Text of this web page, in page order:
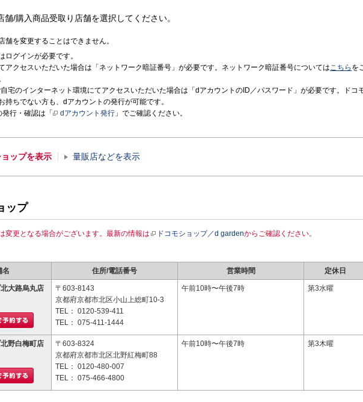
舗/購入商品受取り店舗を選択してください。
舗を変更することはできません。
ログインが必要です。
アクセスいただいた場合は「ネットワーク暗証番号」が必要です。ネットワーク暗証番号についてはこちら を
宅のインターネット環境にてアクセスいただいた場合は「dアカウントのID／パスワード」が必要です。ドコ
持ちでない方も、dアカウントの発行が可能です。
行・確認は「
dアカウント発行 」でご確認ください。
ョップを表示 量販店などを表示
ップ
変更となる場合がございます。最新の情報は ドコモショップ／d gardenからご確認ください。
名 住所/電話番号 営業時間 定休日
大路烏丸店
〒603-8143
京都府京都市北区小山上総町10-3
TEL： 0120-539-411
TEL： 075-411-1444
午前10時〜午後7時 第3水曜
野白梅町店
〒603-8324
京都府京都市北区北野紅梅町88
TEL： 0120-480-007
TEL： 075-466-4800
午前10時〜午後7時 第3木曜